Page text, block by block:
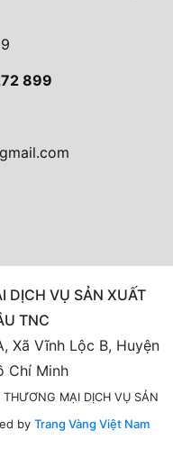
899
DỊCH VỤ SẢN XUẤT
TNC
Xã Vĩnh Lộc B, Huyện
Chí Minh
MẠI DỊCH VỤ SẢN
by Trang Vàng Việt Nam